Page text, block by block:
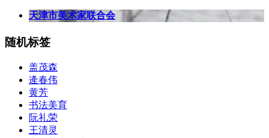
天津市美术家联合会
随机标签
盖茂森
逄春伟
黄芳
书法美育
阮礼荣
王清灵